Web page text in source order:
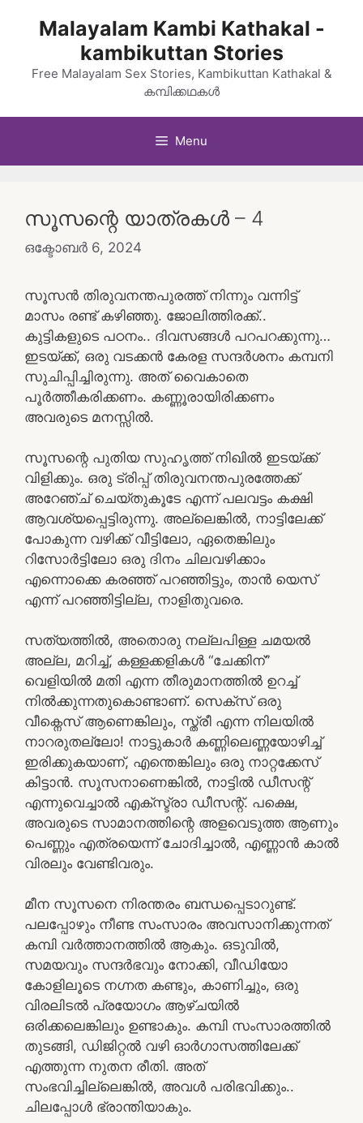
Malayalam Kambi Kathakal -
kambikuttan Stories
Free Malayalam Sex Stories, Kambikuttan Kathakal &
കമ്പിക്കഥകൾ
Menu
സൂസന്റെ യാത്രകൾ – 4
ഒക്ടോബർ 6, 2024
സൂസൻ തിരുവനന്തപുരത്ത് നിന്നും വന്നിട്ട്
മാസം രണ്ട് കഴിഞ്ഞു. ജോലിത്തിരക്ക്..
കുട്ടികളുടെ പഠനം.. ദിവസങ്ങൾ പറപറക്കുന്നു…
ഇടയ്ക്ക്, ഒരു വടക്കൻ കേരള സന്ദർശനം കമ്പനി
സുചിപ്പിച്ചിരുന്നു. അത് വൈകാതെ
പൂർത്തീകരിക്കണം. കണ്ണൂരായിരിക്കണം
അവരുടെ മനസ്സിൽ.
സൂസന്റെ പുതിയ സുഹൃത്ത് നിഖിൽ ഇടയ്ക്ക്
വിളിക്കും. ഒരു ട്രിപ്പ് തിരുവനന്തപുരത്തേക്ക്
അറേഞ്ച് ചെയ്തുകൂടേ എന്ന് പലവട്ടം കക്ഷി
ആവശ്യപ്പെട്ടിരുന്നു. അല്ലെങ്കിൽ, നാട്ടിലേക്ക്
പോകുന്ന വഴിക്ക് വീട്ടിലോ, ഏതെങ്കിലും
റിസോർട്ടിലോ ഒരു ദിനം ചിലവഴിക്കാം
എന്നൊക്കെ കരഞ്ഞ് പറഞ്ഞിട്ടും, താൻ യെസ്
എന്ന് പറഞ്ഞിട്ടില്ല, നാളിതുവരെ.
സത്യത്തിൽ, അതൊരു നല്ലപിള്ള ചമയൽ
അല്ല, മറിച്ച്, കള്ളക്കളികൾ “ചേക്കിന്”
വെളിയിൽ മതി എന്ന തീരുമാനത്തിൽ ഉറച്ച്
നിൽക്കുന്നതുകൊണ്ടാണ്. സെക്സ് ഒരു
വീക്നെസ് ആണെങ്കിലും, സ്ത്രീ എന്ന നിലയിൽ
നാറരുതല്ലോ! നാട്ടുകാർ കണ്ണിലെണ്ണയോഴിച്ച്
ഇരിക്കുകയാണ്, എന്തെങ്കിലും ഒരു നാറ്റക്കേസ്
കിട്ടാൻ. സൂസനാണെങ്കിൽ, നാട്ടിൽ ഡീസന്റ്
എന്നുവെച്ചാൽ എക്സ്ട്രാ ഡീസന്റ്. പക്ഷെ,
അവരുടെ സാമാനത്തിന്റെ അളവെടുത്ത ആണും
പെണ്ണും എത്രയെന്ന് ചോദിച്ചാൽ, എണ്ണാൻ കാൽ
വിരലും വേണ്ടിവരും.
മീന സൂസനെ നിരന്തരം ബന്ധപ്പെടാറുണ്ട്.
പലപ്പോഴും നീണ്ട സംസാരം അവസാനിക്കുന്നത്
കമ്പി വർത്താനത്തിൽ ആകും. ഒടുവിൽ,
സമയവും സന്ദർഭവും നോക്കി, വീഡിയോ
കോളിലൂടെ നഗ്നത കണ്ടും, കാണിച്ചും, ഒരു
വിരലിടൽ പ്രയോഗം ആഴ്ചയിൽ
ഒരിക്കലെങ്കിലും ഉണ്ടാകും. കമ്പി സംസാരത്തിൽ
തുടങ്ങി, ഡിജിറ്റൽ വഴി ഓർഗാസത്തിലേക്ക്
എത്തുന്ന നുതന രീതി. അത്
സംഭവിച്ചില്ലെങ്കിൽ, അവൾ പരിഭവിക്കും..
ചിലപ്പോൾ ഭ്രാന്തിയാകും.